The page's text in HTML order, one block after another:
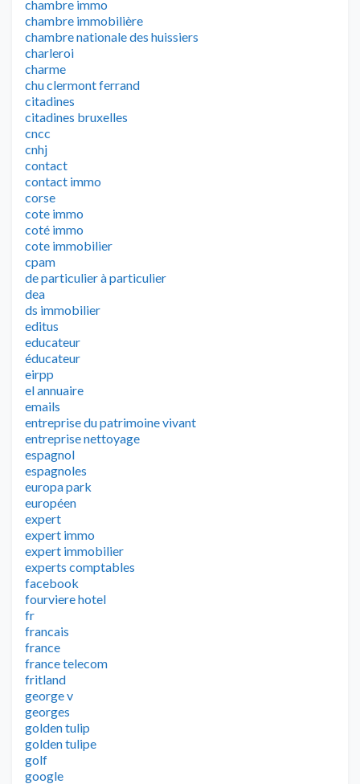
chambre immo
chambre immobilière
chambre nationale des huissiers
charleroi
charme
chu clermont ferrand
citadines
citadines bruxelles
cncc
cnhj
contact
contact immo
corse
cote immo
coté immo
cote immobilier
cpam
de particulier à particulier
dea
ds immobilier
editus
educateur
éducateur
eirpp
el annuaire
emails
entreprise du patrimoine vivant
entreprise nettoyage
espagnol
espagnoles
europa park
européen
expert
expert immo
expert immobilier
experts comptables
facebook
fourviere hotel
fr
francais
france
france telecom
fritland
george v
georges
golden tulip
golden tulipe
golf
google